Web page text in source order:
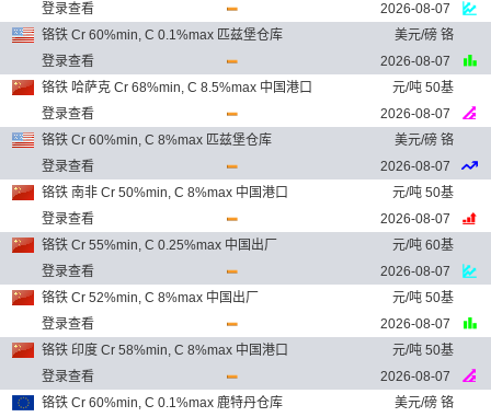
登录查看
2026-08-07
铬铁 Cr 60%min, C 0.1%max 匹兹堡仓库
美元/磅 铬
登录查看
2026-08-07
铬铁 哈萨克 Cr 68%min, C 8.5%max 中国港口
元/吨 50基
登录查看
2026-08-07
铬铁 Cr 60%min, C 8%max 匹兹堡仓库
美元/磅 铬
登录查看
2026-08-07
铬铁 南非 Cr 50%min, C 8%max 中国港口
元/吨 50基
登录查看
2026-08-07
铬铁 Cr 55%min, C 0.25%max 中国出厂
元/吨 60基
登录查看
2026-08-07
铬铁 Cr 52%min, C 8%max 中国出厂
元/吨 50基
登录查看
2026-08-07
铬铁 印度 Cr 58%min, C 8%max 中国港口
元/吨 50基
登录查看
2026-08-07
铬铁 Cr 60%min, C 0.1%max 鹿特丹仓库
美元/磅 铬